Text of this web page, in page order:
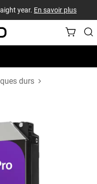
year. En savoir plus
durs